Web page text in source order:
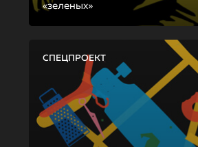
«зеленых»
СПЕЦПРОЕКТ